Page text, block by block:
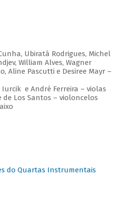
Ubiratã Rodrigues, Michel
William Alves, Wagner
Aline Pascutti e Desiree Mayr –
Iurcik e André Ferreira – violas
de Los Santos – violoncelos
do Quartas Instrumentais